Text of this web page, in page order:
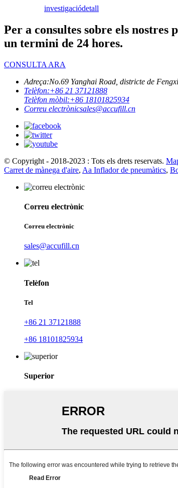
investigaciódetall
Per a consultes sobre els nostres
un termini de 24 hores.
CONSULTA ARA
Adreça:No.69 Yanghai Road, districte de
Telèfon:+86 21 37121888
Telèfon mòbil:+86 18101825934
Correu electrònicsales@accufill.cn
© Copyright - 2018-2023 : Tots els drets reservats.
Carret de mànega d'aire, Aa Inflador de pneumàtics,
Correu electrònic
Correu electrònic
sales@accufill.cn
Telèfon
Tel
+86 21 37121888
+86 18101825934
Superior